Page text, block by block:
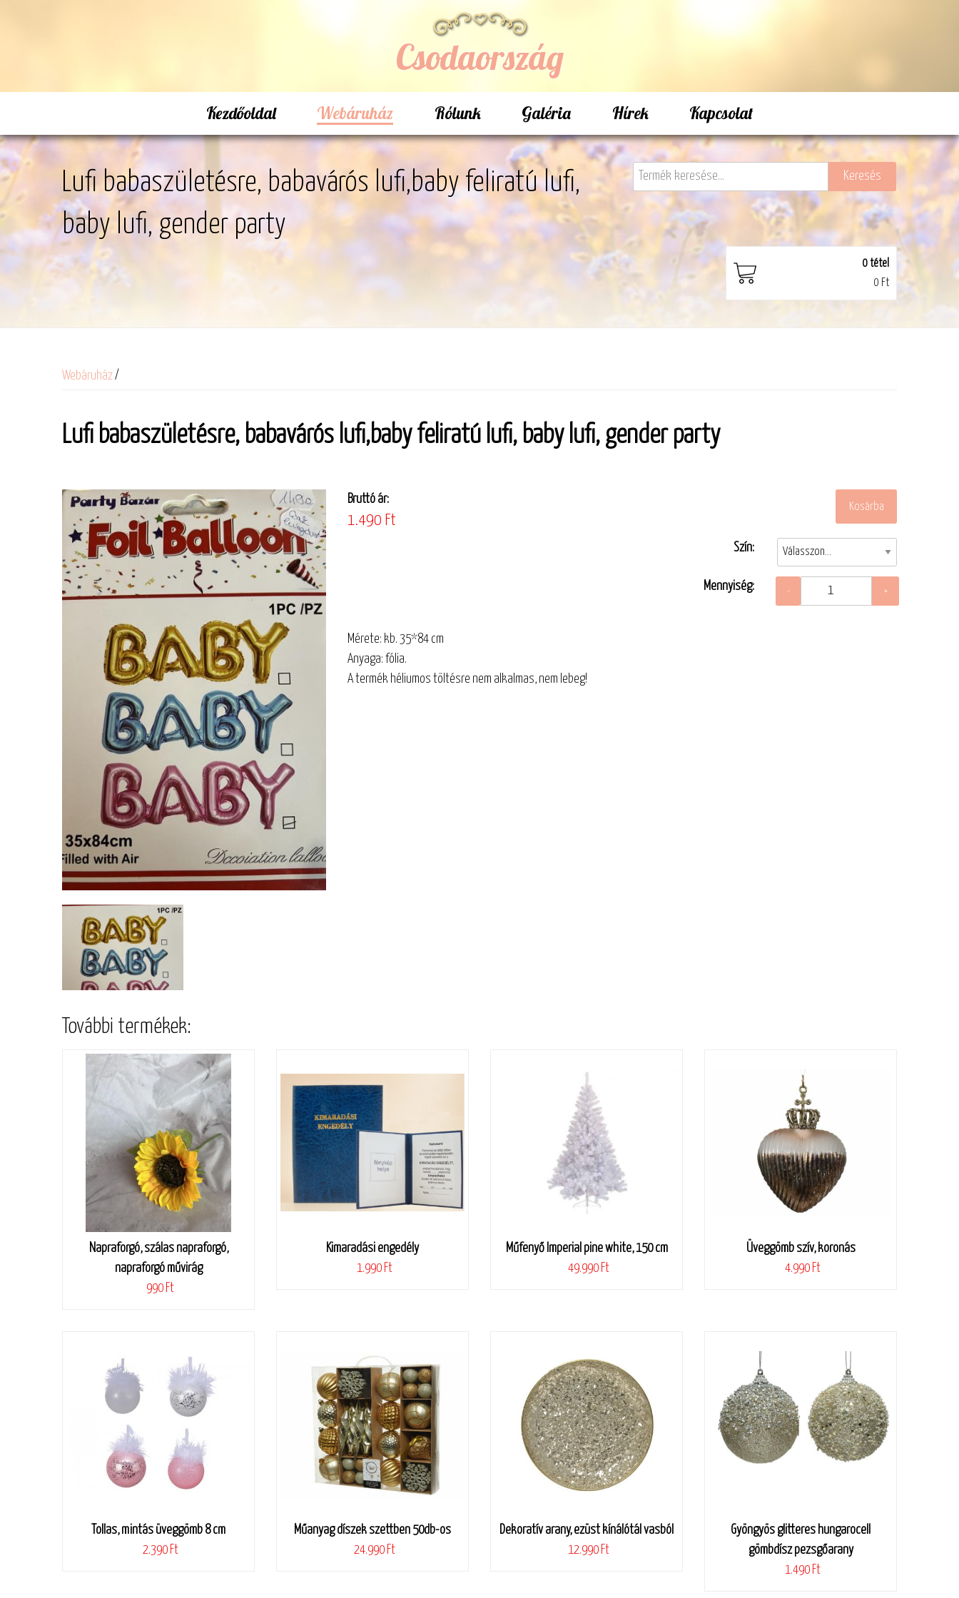
Csodaország
Kezdőoldal Webáruház Rólunk Galéria Hírek Kapcsolat
Lufi babaszületésre, babavárós lufi,baby feliratú lufi,
baby lufi, gender party
0tétel
0 Ft
Webáruház/
Lufi babaszületésre, babavárós lufi,baby feliratú lufi, baby lufi, gender party
Bruttó ár:
1.490 Ft
Szín:
Mennyiség:
Mérete: kb. 35*84 cm
Anyaga: fólia.
A termék héliumos töltésre nem alkalmas, nem lebeg!
További termékek:
Napraforgó, szálas napraforgó,
napraforgó művirág
990 Ft
Kimaradási engedély
1.990 Ft
Műfenyő Imperial pine white, 150 cm
49.990 Ft
Üveggömb szív, koronás
4.990 Ft
Tollas, mintás üveggömb 8 cm
2.390 Ft
Műanyag díszek szettben 50db-os
24.990 Ft
Dekoratív arany, ezüst kínálótál vasból
12.990 Ft
Gyöngyös glitteres hungarocell
gömbdísz pezsgőarany
1.490 Ft